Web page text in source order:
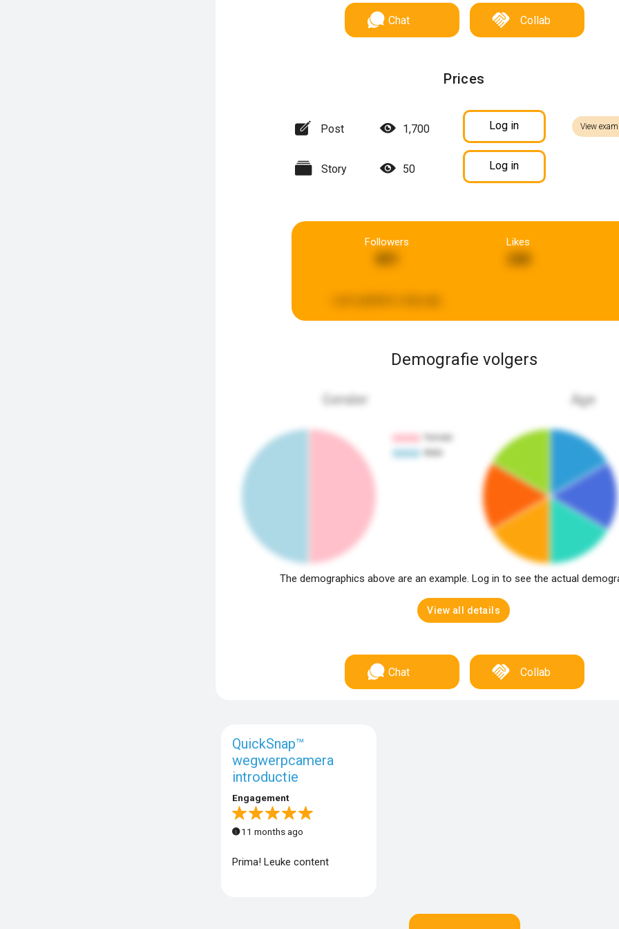
Chat Collab
Prices
Post 1,700 Log in View
Story 50 Log in
Followers Likes
240
Demografie volgers
Gender Age
The demographics above are an example. Log in to see the actual
View all details
Chat Collab
QuickSnap™
wegwerpcamera
introductie
Engagement
11 months ago
Prima! Leuke content